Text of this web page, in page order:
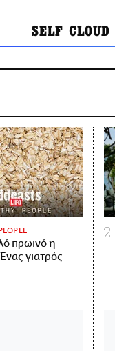
SELF CLOUD
πρωινό η
γιατρός